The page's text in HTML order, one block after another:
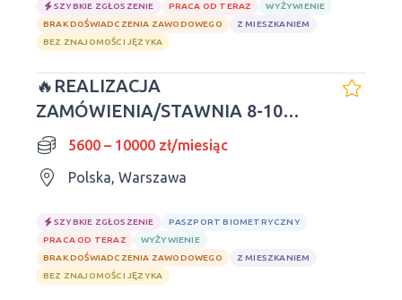
SZYBKIE ZGŁOSZENIE PRACA OD TERAZ
WYŻYWIENIE
BRAK DOŚWIADCZENIA ZAWODOWEGO
Z MIESZKANIEM
BEZ ZNAJOMOŚCI JĘZYKA
🔥REALIZACJA
ZAMÓWIENIA/STAWNIA 8-10
GODZIN🔥
5600 – 10000 zł/miesiąc
Polska, Warszawa
SZYBKIE ZGŁOSZENIE
PASZPORT BIOMETRYCZNY
PRACA OD TERAZ
WYŻYWIENIE
BRAK DOŚWIADCZENIA ZAWODOWEGO
Z MIESZKANIEM
BEZ ZNAJOMOŚCI JĘZYKA